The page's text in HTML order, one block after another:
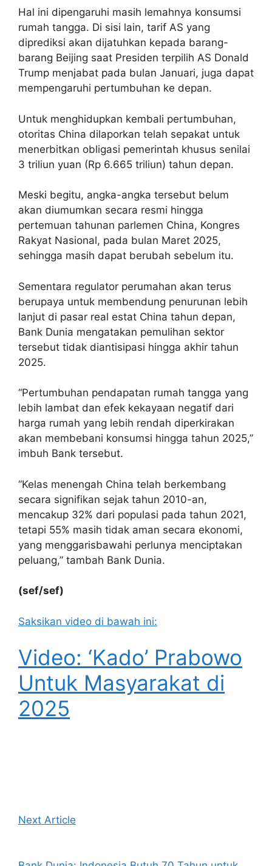
Hal ini dipengaruhi masih lemahnya konsumsi
rumah tangga. Di sisi lain, tarif AS yang
diprediksi akan dijatuhkan kepada barang-
barang Beijing saat Presiden terpilih AS Donald
Trump menjabat pada bulan Januari, juga dapat
mempengaruhi pertumbuhan ke depan.
Untuk menghidupkan kembali pertumbuhan,
otoritas China dilaporkan telah sepakat untuk
menerbitkan obligasi pemerintah khusus senilai
3 triliun yuan (Rp 6.665 triliun) tahun depan.
Meski begitu, angka-angka tersebut belum
akan diumumkan secara resmi hingga
pertemuan tahunan parlemen China, Kongres
Rakyat Nasional, pada bulan Maret 2025,
sehingga masih dapat berubah sebelum itu.
Sementara regulator perumahan akan terus
berupaya untuk membendung penurunan lebih
lanjut di pasar real estat China tahun depan,
Bank Dunia mengatakan pemulihan sektor
tersebut tidak diantisipasi hingga akhir tahun
2025.
“Pertumbuhan pendapatan rumah tangga yang
lebih lambat dan efek kekayaan negatif dari
harga rumah yang lebih rendah diperkirakan
akan membebani konsumsi hingga tahun 2025,”
imbuh Bank tersebut.
“Kelas menengah China telah berkembang
secara signifikan sejak tahun 2010-an,
mencakup 32% dari populasi pada tahun 2021,
tetapi 55% masih tidak aman secara ekonomi,
yang menggarisbawahi perlunya menciptakan
peluang,” tambah Bank Dunia.
(sef/sef)
Saksikan video di bawah ini:
Video: ‘Kado’ Prabowo
Untuk Masyarakat di
2025
Next Article